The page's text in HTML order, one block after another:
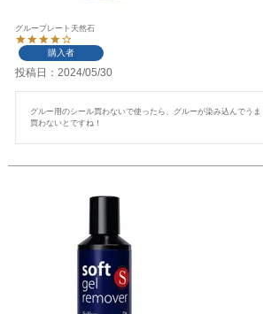
グループレート天然石
購入者
投稿日 2024/05/30
グルー用のシール買わないで使ったら、グルーが染み込んでう
買わないとですね！